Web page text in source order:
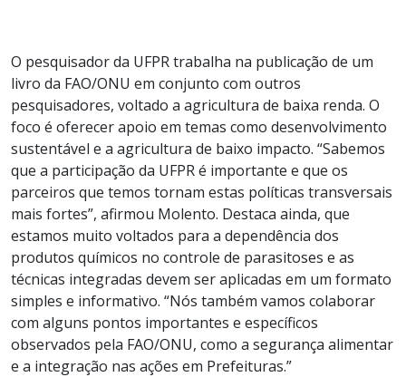
O pesquisador da UFPR trabalha na publicação de um
livro da FAO/ONU em conjunto com outros
pesquisadores, voltado a agricultura de baixa renda. O
foco é oferecer apoio em temas como desenvolvimento
sustentável e a agricultura de baixo impacto. “Sabemos
que a participação da UFPR é importante e que os
parceiros que temos tornam estas políticas transversais
mais fortes”, afirmou Molento. Destaca ainda, que
estamos muito voltados para a dependência dos
produtos químicos no controle de parasitoses e as
técnicas integradas devem ser aplicadas em um formato
simples e informativo. “Nós também vamos colaborar
com alguns pontos importantes e específicos
observados pela FAO/ONU, como a segurança alimentar
e a integração nas ações em Prefeituras.”